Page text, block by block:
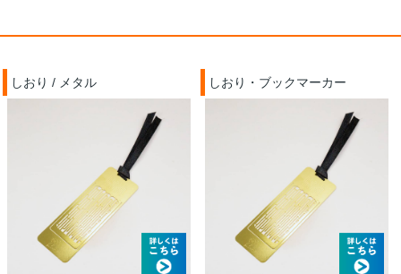
しおり / メタル しおり・ブックマーカー